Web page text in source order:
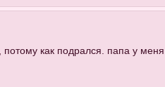
как подрался. папа у